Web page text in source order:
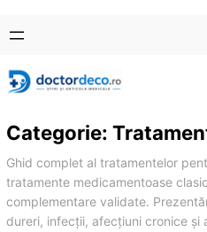
conținut
content
Categorie:
Ghid complet al tratamentelor
tratamente medicamentoase
complementare validate.
dureri, infecții, afecțiuni cronice și